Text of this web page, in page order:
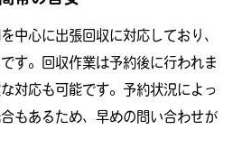
中心に出張回収に対応しており、
す。回収作業は予約後に行われま
対応も可能です。予約状況によっ
もあるため、早めの問い合わせが